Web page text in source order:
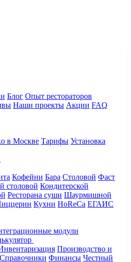
Блог Опыт рестораторов
Наши проекты Акции FAQ
в Москве Тарифы Установка
Кофейни Бара Столовой Фаст
столовой Кондитерской
Ресторана суши Шаурмишной
Кухни HoReCa ЕГАИС
модули
Производство и
Справочники Финансы Честный